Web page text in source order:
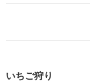
いちご狩り